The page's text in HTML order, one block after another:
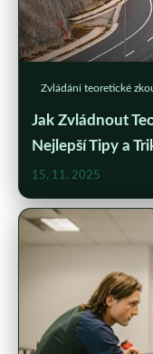
Zvládání teoretické
Jak Zvládnout
Nejlepší Tipy a
15. 11. 2025